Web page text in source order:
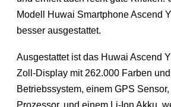
Modell Huwai Smartphone Ascend
besser ausgestattet.
Ausgestattet ist das Huwai Ascend
Zoll-Display mit 262.000 Farben
Betriebssystem, einem GPS
Prozessor, und einem Li-Ion Akku,